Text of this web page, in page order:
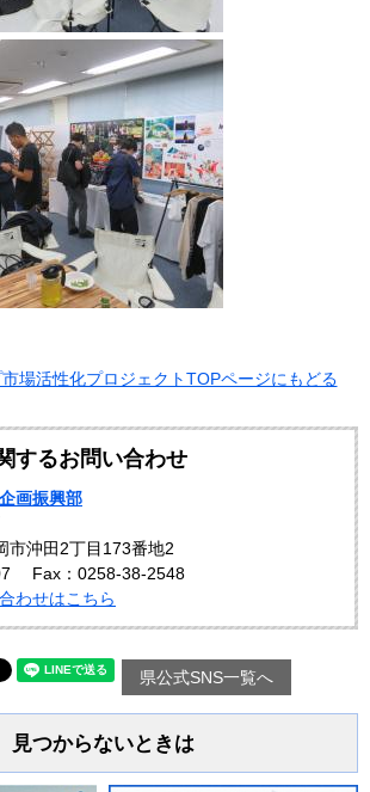
場活性化プロジェクトTOPページにもどる
するお問い合わせ
画振興部
市沖田2丁目173番地2
Fax：0258-38-2548
わせはこちら
県公式SNS一覧へ
見つからないときは